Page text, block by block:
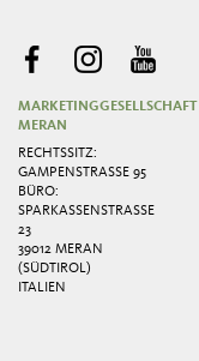
MARKETINGGESELLSCHAFT
MERAN
RECHTSSITZ:
GAMPENSTRASSE 95
BÜRO:
SPARKASSENSTRASSE 2
3
39012 MERAN
(SÜDTIROL)
ITALIEN